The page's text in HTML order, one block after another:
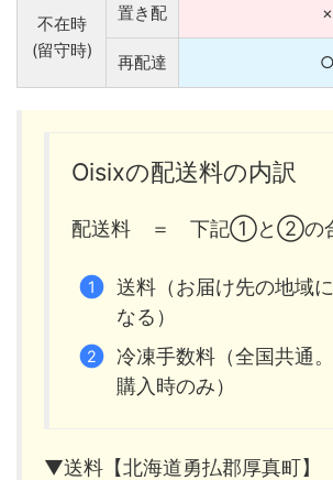
不在時
(留守時)
置き配 ×
再配達 ○
Oisixの配送料の内訳
配送料 ＝ 下記①と②の
送料（お届け先の地域
なる）
冷凍手数料（全国共通
購入時のみ）
▼送料【北海道勇払郡厚真町】